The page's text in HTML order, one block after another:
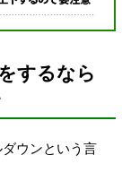
するなら
ウンという言